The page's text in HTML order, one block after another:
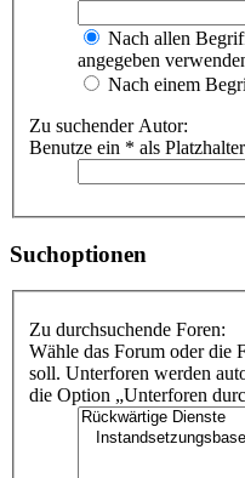
Nach allen
angegeben
Nach einem
Zu suchender Autor:
Benutze ein * als
Suchoptionen
Zu durchsuchende Foren:
Wähle das Forum oder die
soll. Unterforen werden
die Option „Unterforen